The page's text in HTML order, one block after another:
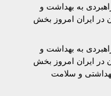
به بهداشت و
در ایران امروز بخش
به بهداشت و
در ايران امروز بخش
و سلامت